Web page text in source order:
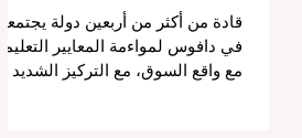
قادة من أكثر من أربعين دولة
في دافوس لمواءمة المعايير التعليمية
مع واقع السوق، مع التركيز الشديد